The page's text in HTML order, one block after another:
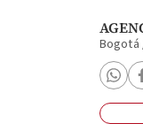
Bogotá